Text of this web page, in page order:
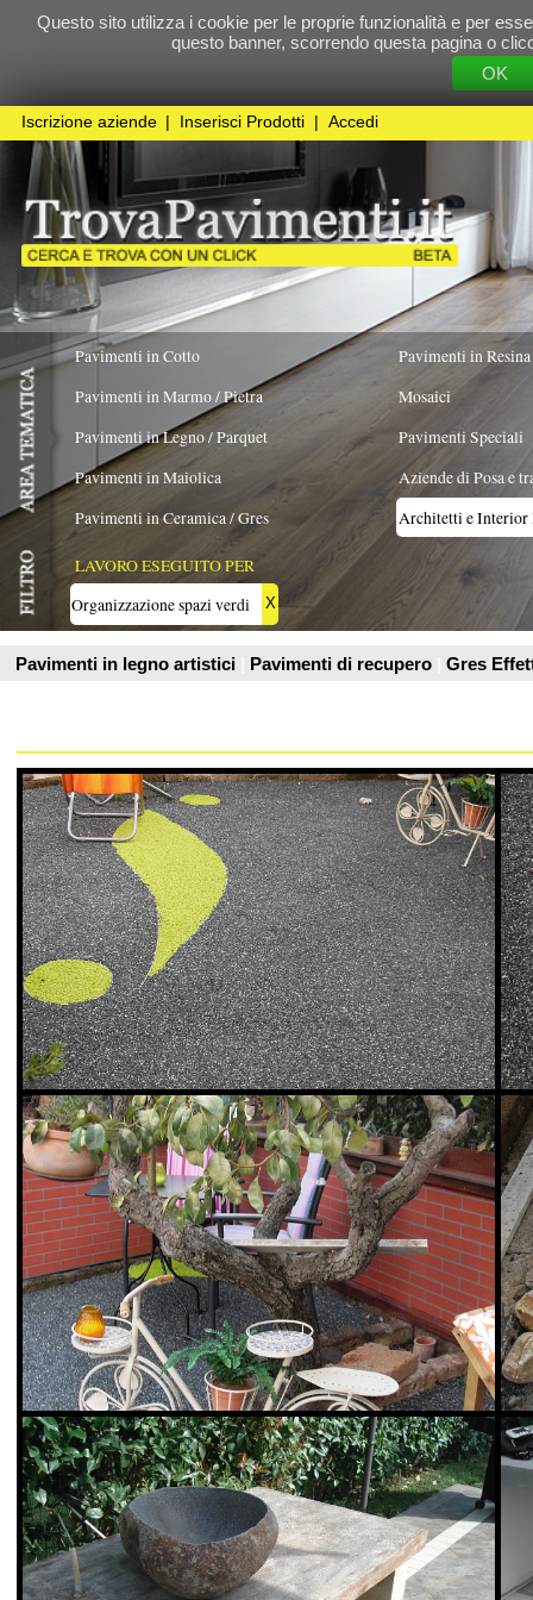
Questo sito utilizza i cookie per le proprie funzionalità e per essere sicuri che tu
questo banner, scorrendo questa pagina o cliccando
Cookie
Pavimenti in Cotto
Pavimenti in Marmo / Pietra
Pavimenti in Legno / Parquet
Pavimenti in Ceramica / Gres
Pavimenti in Resina
Pavimenti Speciali
Aziende di Posa e trattamento Pavimenti
Architetti e Interior Design
LAVORO ESEGUITO PER
Organizzazione spazi verdi
X
Pavimenti in legno artistici Pavimenti di recupero Gres Effetto Legno
Valex Parquet Livorno
Resina drenante per esterno
Vedi Scheda Prodotto
Valex Parquet
Resina drenante per
Vedi Scheda
Valex Parquet Livorno
Resina drenante per esterno
Vedi Scheda Prodotto
Valex Parquet
Resina drenante per
Vedi Scheda
Valex Parquet Livorno
La naturale proprietà del sughero di mantenere una temperatura
costante intorno ai 15 gradi centigradi, rende piacevole il conta
Vedi Scheda Prodotto
Valex Parquet
La naturale proprietà
costante intorno ai
Vedi Scheda